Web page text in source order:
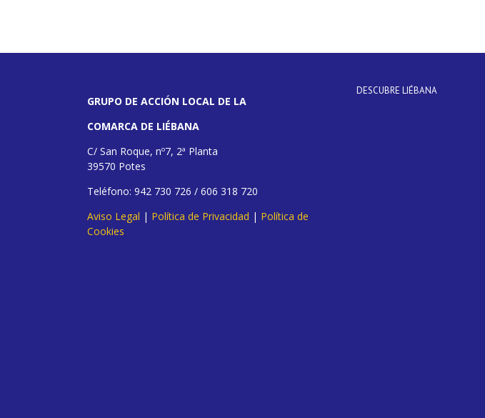
GRUPO DE ACCIÓN LOCAL DE LA
COMARCA DE LIÉBANA
C/ San Roque, nº7, 2ª Planta
39570 Potes
Teléfono: 942 730 726 / 606 318 720
Aviso Legal | Política de Privacidad | Política de
Cookies
DESCUBRE LIÉBANA